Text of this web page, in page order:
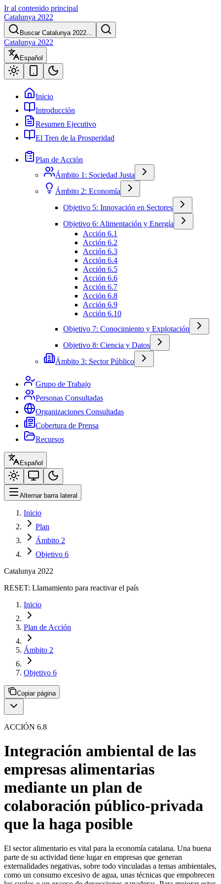
Ir al contenido principal
Catalunya 2022
Buscar Catalunya 2022...
Catalunya 2022
Español
Inicio
Introducción
Resumen Ejecutivo
El Tren de la Prosperidad
Plan de Acción
Ámbito 1: Sociedad Justa
Ámbito 2: Economía
Objetivo 5: Innovación en Sectores
Objetivo 6: Alimentación y Energía
Acción 6.1
Acción 6.2
Acción 6.3
Acción 6.4
Acción 6.5
Acción 6.6
Acción 6.7
Acción 6.8
Acción 6.9
Acción 6.10
Objetivo 7: Conocimiento y Explotación
Objetivo 8: Ciencia y Datos
Ámbito 3: Sector Público
Grupo de Trabajo
Personas Consultadas
Organizaciones Consultadas
Cobertura de Prensa
Recursos
Español
Alternar barra lateral
Inicio
Plan
Ámbito 2
Objetivo 6
Catalunya 2022
RESET: Llamamiento para reactivar el país
Inicio
Plan de Acción
Ámbito 2
Objetivo 6
Copiar página
ACCIÓN 6.8
Integración ambiental de las
empresas alimentarias
mediante un plan de
colaboración público-privada
que la haga posible
El sector alimentario es vital para la economía catalana. Una buena
parte de su actividad tiene lugar en empresas que generan
externalidades negativas, sobre todo vinculadas a temas ambientales,
como un consumo excesivo de agua, unas técnicas que empobrecen